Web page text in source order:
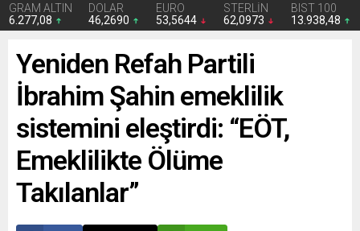
GRAM ALTIN
6.277,08
DOLAR
46,2690
EURO
53,5644
STERLİN
62,0973
BIST 100
13.938,48
Yeniden Refah Partili
İbrahim Şahin emeklilik
sistemini eleştirdi: “EÖT,
Emeklilikte Ölüme
Takılanlar”